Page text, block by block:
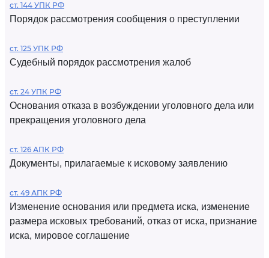
ст. 144 УПК РФ
Порядок рассмотрения сообщения о преступлении
ст. 125 УПК РФ
Судебный порядок рассмотрения жалоб
ст. 24 УПК РФ
Основания отказа в возбуждении уголовного дела или
прекращения уголовного дела
ст. 126 АПК РФ
Документы, прилагаемые к исковому заявлению
ст. 49 АПК РФ
Изменение основания или предмета иска, изменение
размера исковых требований, отказ от иска, признание
иска, мировое соглашение